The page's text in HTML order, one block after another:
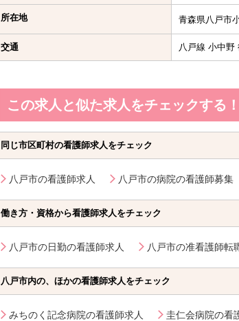
所在地 青森県八戸市
交通 八戸線 小中野
この求人と似た求人をチェックする！
同じ市区町村の看護師求人をチェック
八戸市の看護師求人 八戸市の病院の看護師募集
働き方・資格から看護師求人をチェック
八戸市の日勤の看護師求人 八戸市の准看護師転
八戸市内の、ほかの看護師求人をチェック
みちのく記念病院の看護師求人 圭仁会病院の看